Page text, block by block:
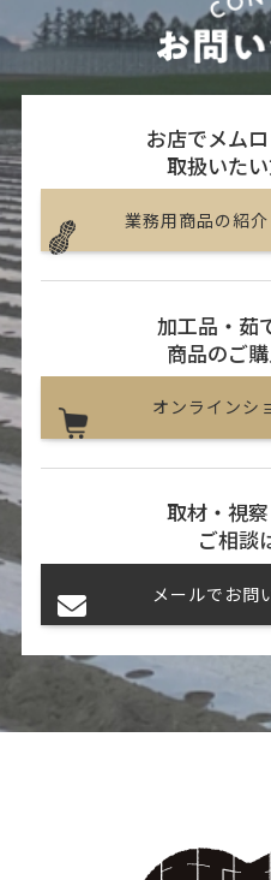
お店でメム
取扱いた
業務用商品の紹
加工品・茹
商品のご
オンラインシ
取材・視
ご相談
メールでお問